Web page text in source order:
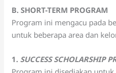
B. SHORT-TERM PROGRAM
Program ini mengacu pada
untuk beberapa area dan
1. SUCCESS SCHOLARSHIP